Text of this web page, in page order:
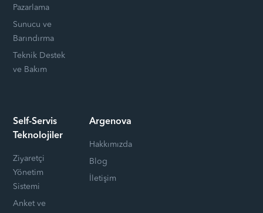
Pazarlama
Sunucu ve
Barındırma
Teknik Destek
ve Bakım
Self-Servis
Teknolojiler
Ziyaretçi
Yönetim
Sistemi
Anket ve
Argenova
Hakkımızda
Blog
İletişim